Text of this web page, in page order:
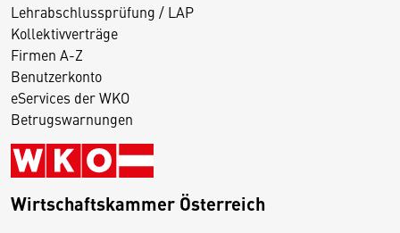
Lehrabschlussprüfung / LAP
Kollektivverträge
Firmen A-Z
Benutzerkonto
eServices der WKO
Betrugswarnungen
Wirtschaftskammer Österreich